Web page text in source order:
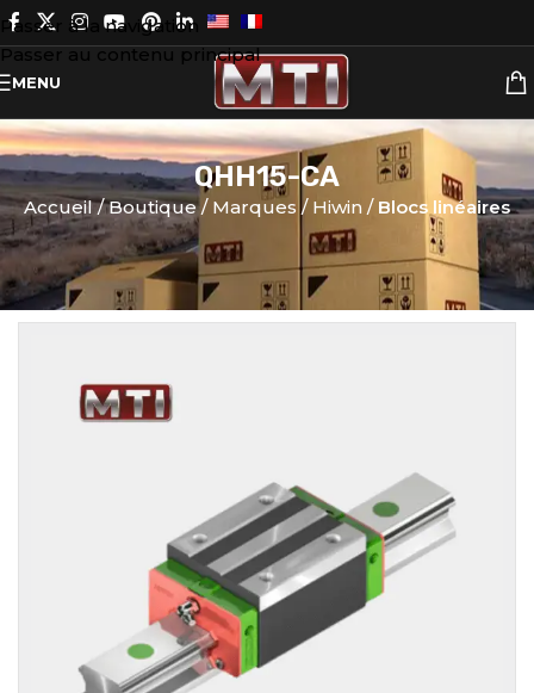
Passer à la navigation
Passer au contenu principal
MENU
QHH15-CA
Accueil Boutique Marques Hiwin Blocs linéaires